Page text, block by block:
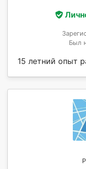
Был
15 летний опыт